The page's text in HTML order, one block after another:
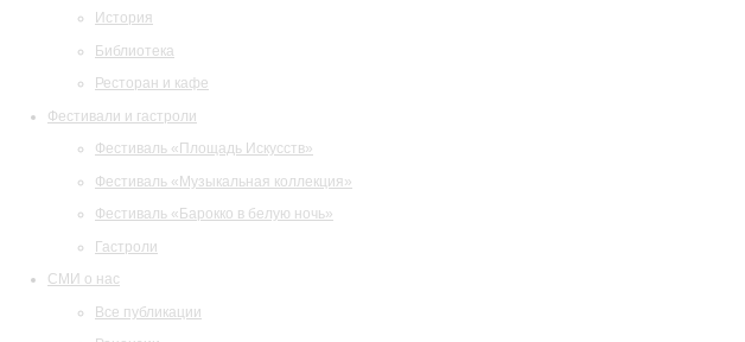
История
Библиотека
Ресторан и кафе
Фестивали и гастроли
Фестиваль «Площадь Искусств»
Фестиваль «Музыкальная коллекция»
Фестиваль «Барокко в белую ночь»
Гастроли
СМИ о нас
Все публикации